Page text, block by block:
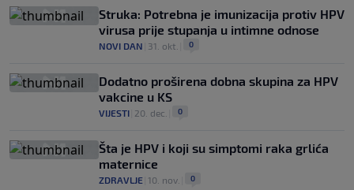
Struka: Potrebna je imunizacija protiv HPV
virusa prije stupanja u intimne odnose
NOVI DAN 31. okt. 0
Dodatno proširena dobna skupina za HPV
vakcine u KS
VIJESTI 20. dec. 0
Šta je HPV i koji su simptomi raka grlića
maternice
ZDRAVLJE 10. nov. 0